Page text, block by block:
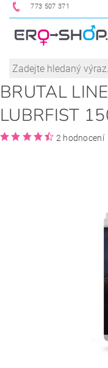
773 507 371
BRUTAL
LUBRFIST
2 hodnocení